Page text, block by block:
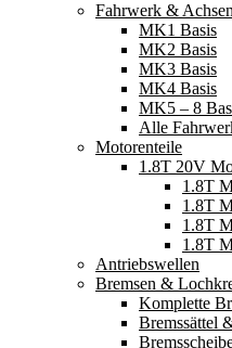
Fahrwerk & Achsen
MK1 Basis
MK2 Basis
MK3 Basis
MK4 Basis
MK5 – 8
Alle
Motorenteile
1.8T 20V
1.8T
1.8T
1.8T
1.8T
Antriebswellen
Bremsen &
Komplette
Bremssättel